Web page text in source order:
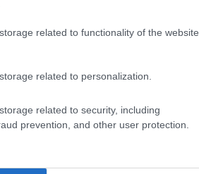
related to functionality of the website
related to personalization.
related to security, including
prevention, and other user protection.
più ampio, da 165
sono dotati di una
e a partite intense.
essere utilizzato da